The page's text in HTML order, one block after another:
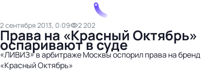
2 сентября 2013, 0:09 2 202
Права на «Красный Октябрь»
оспаривают в суде
«ЛИВИЗ» в арбитраже Москвы оспорил права на бренд
«Красный Октябрь»